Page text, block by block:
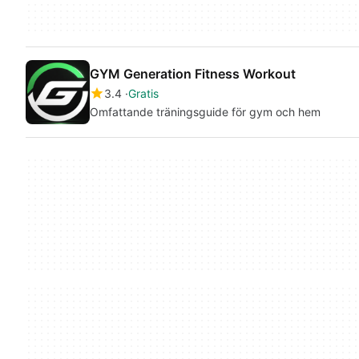
GYM Generation Fitness Workout
3.4 Gratis
Omfattande träningsguide för gym och hem